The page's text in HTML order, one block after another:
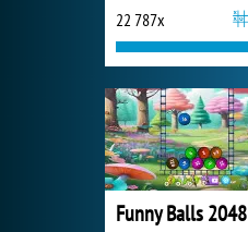
22 787x
Funny Balls 2048